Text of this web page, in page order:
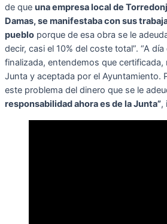
de que una empresa local de
Damas, se manifestaba con sus
pueblo porque de esa obra se le
decir, casi el 10% del coste total”. “A
finalizada, entendemos que certificada,
Junta y aceptada por el Ayuntamiento.
este problema del dinero que se le
responsabilidad ahora es de la Junta”,